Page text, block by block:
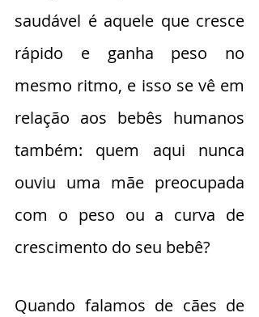
saudável é aquele que cresce
rápido e ganha peso no
mesmo ritmo, e isso se vê em
relação aos bebês humanos
também: quem aqui nunca
ouviu uma mãe preocupada
com o peso ou a curva de
crescimento do seu bebê?
Quando falamos de cães de